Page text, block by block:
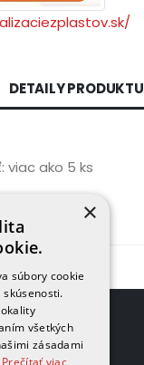
DETAILY PRODUKTU
viac ako 5 ks
×
súbory cookie
všetkých
zásadami
Prečítať viac